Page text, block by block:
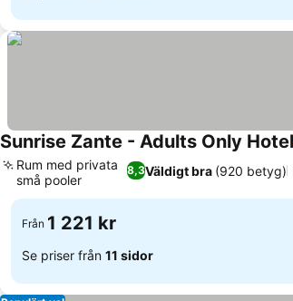
Sunrise Zante - Adults Only Hotel
8,3Väldigt bra (920 betyg)
Rum med privata
små pooler
Från 1 221 kr
Se priser från 11 sidor